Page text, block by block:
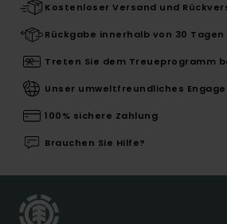
Kostenloser Versand und
Rückgabe innerhalb von 30 Tagen
Treten Sie dem Treueprogramm
Unser umweltfreundliches
100% sichere Zahlung
Brauchen Sie Hilfe?